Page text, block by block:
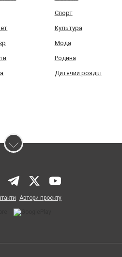
Спорт
Культура
Мода
Родина
Дитячий розділ
Автори проєкту